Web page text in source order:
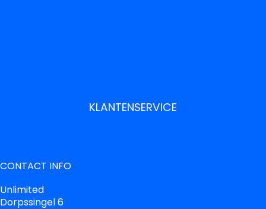
KLANTENSERVICE
CONTACT INFO
Unlimited
Dorpssingel 6